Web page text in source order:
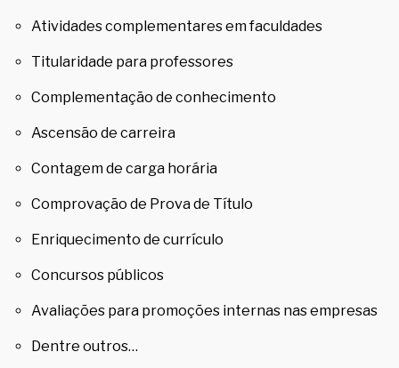
Atividades complementares em faculdades
Titularidade para professores
Complementação de conhecimento
Ascensão de carreira
Contagem de carga horária
Comprovação de Prova de Título
Enriquecimento de currículo
Concursos públicos
Avaliações para promoções internas nas empresas
Dentre outros…